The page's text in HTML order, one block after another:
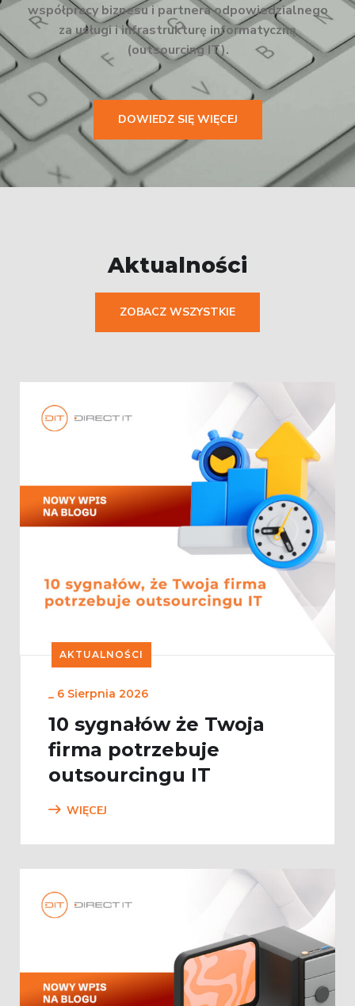
współpracy biznesu i partnera odpowiedzialnego
za usługi i infrastrukturę informatyczną
(outsourcing IT).
DOWIEDZ SIĘ WIĘCEJ
Aktualności
ZOBACZ WSZYSTKIE
AKTUALNOŚCI
_ 6 Sierpnia 2026
10 sygnałów że Twoja
firma potrzebuje
outsourcingu IT
WIĘCEJ